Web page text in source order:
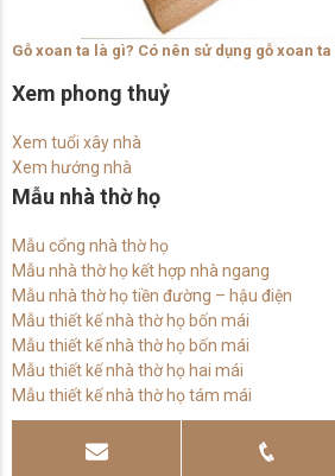
Gỗ xoan ta là gì? Có nên sử dụng gỗ xoan
Xem phong thuỷ
Xem tuổi xây nhà
Xem hướng nhà
Mẫu nhà thờ họ
Mẫu cổng nhà thờ họ
Mẫu nhà thờ họ kết hợp nhà ngang
Mẫu nhà thờ họ tiền đường – hậu điện
Mẫu thiết kế nhà thờ họ bốn mái
Mẫu thiết kế nhà thờ họ bốn mái
Mẫu thiết kế nhà thờ họ hai mái
Mẫu thiết kế nhà thờ họ tám mái